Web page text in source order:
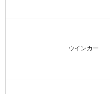
ウインカー